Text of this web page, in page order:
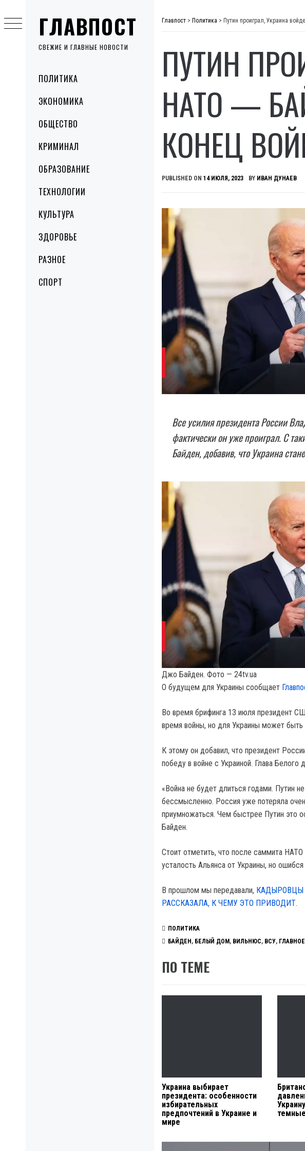
ГЛАВПОСТ
СВЕЖИЕ И ГЛАВНЫЕ НОВОСТИ
MenuПОЛИТИКА
ЭКОНОМИКА
ОБЩЕСТВО
КРИМИНАЛ
ОБРАЗОВАНИЕ
ТЕХНОЛОГИИ
КУЛЬТУРА
ЗДОРОВЬЕ
РАЗНОЕ
СПОРТ
to
content
Главпост > Политика > Путин проиграл, Украина
ПУТИН
НАТО —
КОНЕЦ
PUBLISHED ON 14 ИЮЛЯ, 2023 BY ИВАН ДУНАЕВ
Все усилия президента России
фактически он уже проиграл. С
Байден, добавив, что Украина
Джо Байден. Фото — 24tv.ua
О будущем для Украины сообщает
Во время брифинга 13 июля президент
время войны, но для Украины может быть
К этому он добавил, что президент
победу в войне с Украиной. Глава
«Война не будет длиться годами. Путин
бессмысленно. Россия уже потеряла
приумножаться. Чем быстрее Путин это
Байден.
Стоит отметить, что после саммита
усталость Альянса от Украины, но
В прошлом мы передавали, КАДЫРОВЦЫ
РАССКАЗАЛА, К ЧЕМУ ЭТО ПРИВОДИТ.
ПОЛИТИКА
БАЙДЕН, БЕЛЫЙ ДОМ, ВИЛЬНЮС, ВСУ, ГЛАВНОЕ
ПО ТЕМЕ
Украина выбирает
президента: особенности
избирательных
предпочтений в Украине и
мире